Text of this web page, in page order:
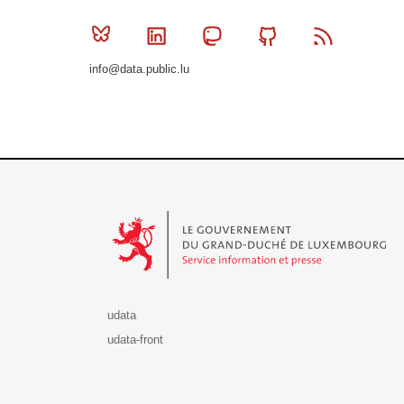
Bluesky Linkedin MastodonGithub
info@data.public.lu
udata
udata-front